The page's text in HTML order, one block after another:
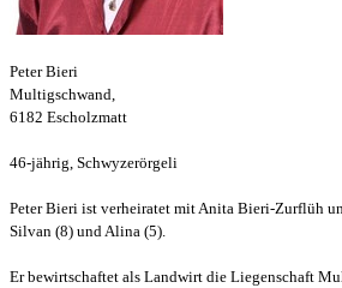
Peter Bieri
Multigschwand,
6182 Escholzmatt
46-jährig, Schwyzerörgeli
Peter Bieri ist verheiratet mit Anita Bieri-Zurflüh
Silvan (8) und Alina (5).
Er bewirtschaftet als Landwirt die Liegenschaft